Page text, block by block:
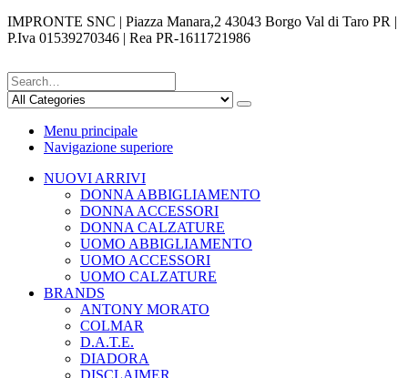
IMPRONTE SNC | Piazza Manara,2 43043 Borgo Val di Taro PR |
P.Iva 01539270346 | Rea PR-1611721986
Menu principale
Navigazione superiore
NUOVI ARRIVI
DONNA ABBIGLIAMENTO
DONNA ACCESSORI
DONNA CALZATURE
UOMO ABBIGLIAMENTO
UOMO ACCESSORI
UOMO CALZATURE
BRANDS
ANTONY MORATO
COLMAR
D.A.T.E.
DIADORA
DISCLAIMER